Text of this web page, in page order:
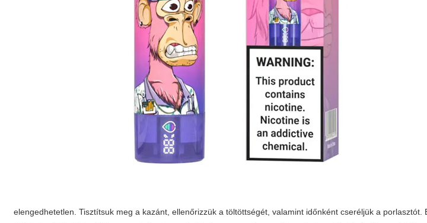
elengedhetetlen. Tisztítsuk meg a kazánt, ellenőrizzük a töltöttségét, valamint időnként cseréljük a porlasztót.